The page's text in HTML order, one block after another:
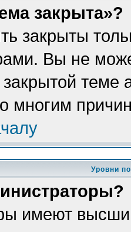
закрыта»?
закрыты
Вы не
теме
многим
Уровни
имеют